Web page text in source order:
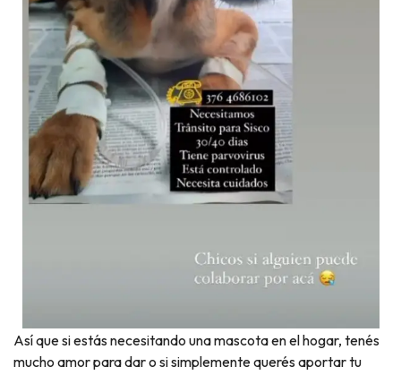
Así que si estás necesitando una mascota en el hogar, tenés
mucho amor para dar o si simplemente querés aportar tu